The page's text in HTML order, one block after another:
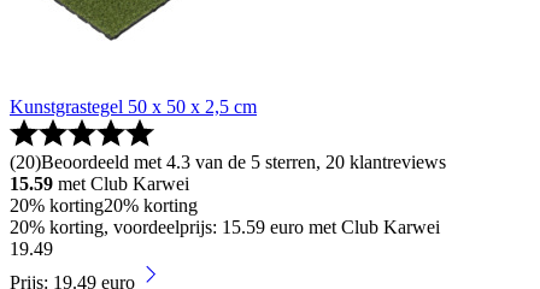
Kunstgrastegel 50 x 50 x 2,5 cm
(20)Beoordeeld met 4.3 van de 5 sterren, 20 klantreviews
15.59 met Club Karwei
20% korting20% korting
20% korting, voordeelprijs: 15.59 euro met Club Karwei
19.49
Prijs: 19.49 euro